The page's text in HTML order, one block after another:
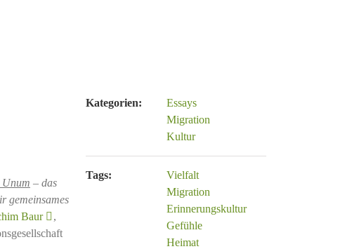
– das
gemeinsames
Baur
,
Kategorien:
Essays
Migration
Kultur
Tags:
Vielfalt
Migration
Erinnerungskultur
Gefühle
Heimat